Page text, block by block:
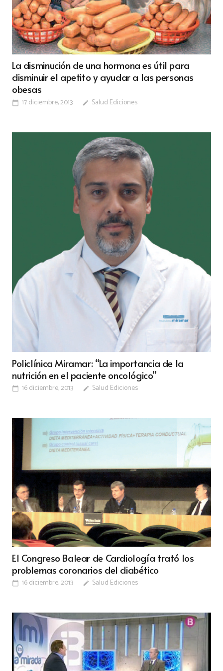
La disminución de una hormona es útil para
disminuir el apetito y ayudar a las personas
obesas
calendar_today 17 diciembre, 2013 edit Salud Ediciones
Policlínica Miramar: “La importancia de la
nutrición en el paciente oncológico”
calendar_today 16 diciembre, 2013 edit Salud Ediciones
El Congreso Balear de Cardiología trató los
problemas coronarios del diabético
calendar_today 16 diciembre, 2013 edit Salud Ediciones